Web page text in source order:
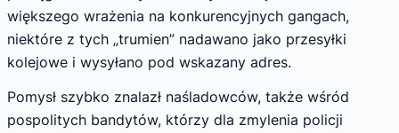
większego wrażenia na konkurencyjnych gangach,
niektóre z tych „trumien” nadawano jako przesyłki
kolejowe i wysyłano pod wskazany adres.
Pomysł szybko znalazł naśladowców, także wśród
pospolitych bandytów, którzy dla zmylenia policji